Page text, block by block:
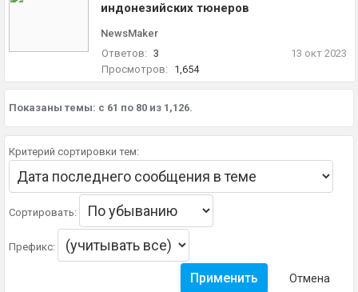
индонезийских тюнеров
NewsMaker
Ответов: 3
Просмотров:
1,654
13 окт 2023
Показаны темы: с 61 по 80 из 1,126.
Критерий сортировки тем:
Сортировать:
Префикс: